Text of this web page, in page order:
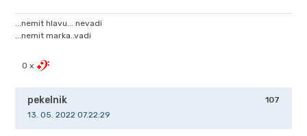
...nemit hlavu... nevadi
...nemit marka..vadi
0 x
107
pekelnik
13. 05. 2022 07.22:29